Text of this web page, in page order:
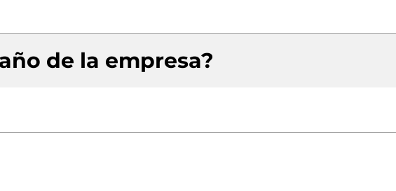
de la empresa?